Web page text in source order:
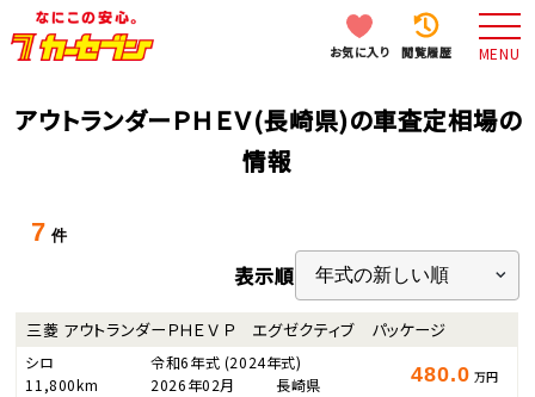
お気に入り 閲覧履歴 MENU
アウトランダーＰＨＥＶ(長崎県)の車査定相場の
情報
7 件
表示順
三菱 アウトランダーＰＨＥＶ Ｐ エグゼクティブ パッケージ
シロ 令和6年式 (2024年式)
11,800km
2026年02月 長崎県 480.0 万円